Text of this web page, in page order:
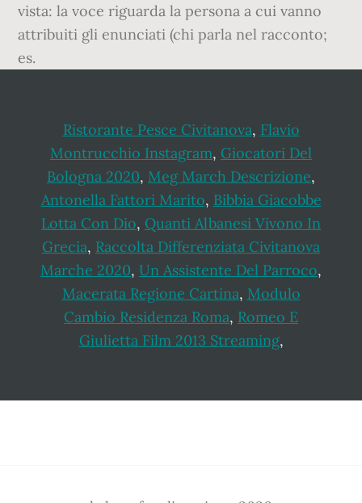
vista: la voce riguarda la persona a cui vanno
attribuiti gli enunciati (chi parla nel racconto;
es.
Ristorante Pesce Civitanova, Flavio
Montrucchio Instagram, Giocatori Del
Bologna 2020, Meg March Descrizione,
Antonella Fattori Marito, Bibbia Giacobbe
Lotta Con Dio, Quanti Albanesi Vivono In
Grecia, Raccolta Differenziata Civitanova
Marche 2020, Un Assistente Del Parroco,
Macerata Regione Cartina, Modulo
Cambio Residenza Roma, Romeo E
Giulietta Film 2013 Streaming,